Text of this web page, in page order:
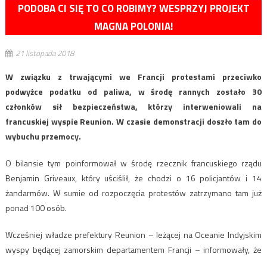
PODOBA CI SIĘ TO CO ROBIMY? WESPRZYJ PROJEKT
MAGNA POLONIA!
21 listopada 2018
W związku z trwającymi we Francji protestami przeciwko
podwyżce podatku od paliwa, w środę rannych zostało 30
członków sił bezpieczeństwa, którzy interweniowali na
francuskiej wyspie Reunion. W czasie demonstracji doszło tam do
wybuchu przemocy.
O bilansie tym poinformował w środę rzecznik francuskiego rządu
Benjamin Griveaux, który uściślił, że chodzi o 16 policjantów i 14
żandarmów. W sumie od rozpoczęcia protestów zatrzymano tam już
ponad 100 osób.
Wcześniej władze prefektury Reunion – leżącej na Oceanie Indyjskim
wyspy będącej zamorskim departamentem Francji – informowały, że